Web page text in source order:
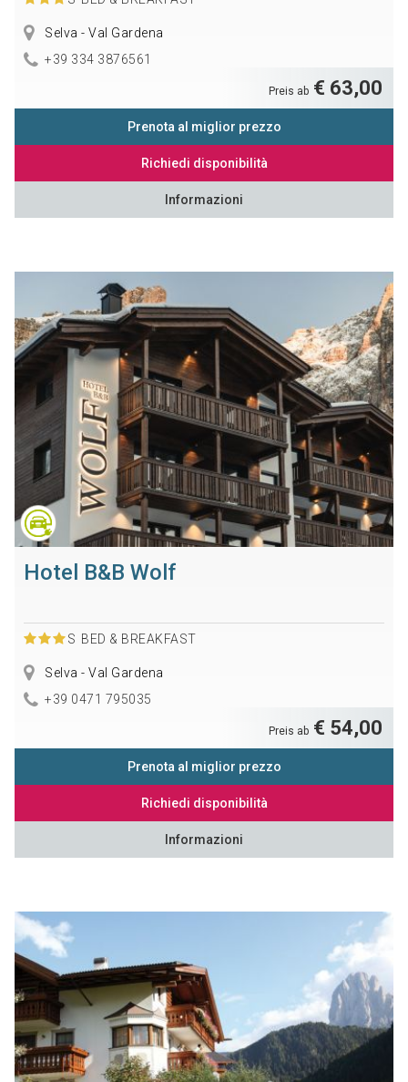
Selva - Val Gardena
+39 334 3876561
Preis ab € 63,00
Prenota al miglior prezzo
Richiedi disponibilità
Informazioni
Hotel B&B Wolf
S BED & BREAKFAST
Selva - Val Gardena
+39 0471 795035
Preis ab € 54,00
Prenota al miglior prezzo
Richiedi disponibilità
Informazioni